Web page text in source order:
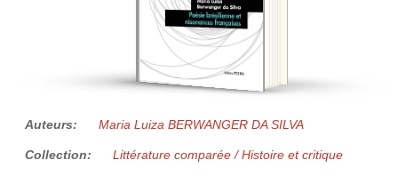
Auteurs: Maria Luiza BERWANGER DA SILVA
Collection: Littérature comparée / Histoire et critique